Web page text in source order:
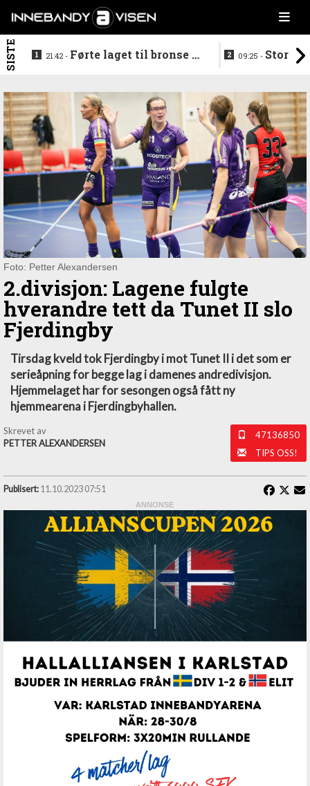
SISTE 21:42 - Førte laget til bronse -
09:25 -
Foto: Petter Alexandersen
2.divisjon: Lagene fulgte
hverandre tett da Tunet II slo
Fjerdingby
Tirsdag kveld tok Fjerdingby i mot Tunet II i det som er
serieåpning for begge lag i damenes andredivisjon.
Hjemmelaget har for sesongen også fått ny
hjemmearena i Fjerdingbyhallen.
Skrevet av
PETTER ALEXANDERSEN
47136850
TIPS OSS!
Publisert: 11.10.2023 07:51